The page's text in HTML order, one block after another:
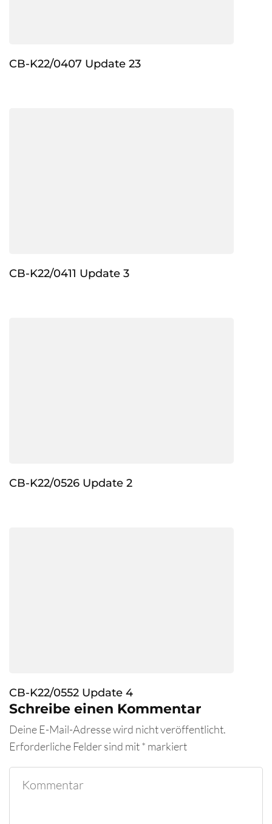
CB-K22/0407 Update 23
CB-K22/0411 Update 3
CB-K22/0526 Update 2
CB-K22/0552 Update 4
Schreibe einen Kommentar
Deine E-Mail-Adresse wird nicht veröffentlicht.
Erforderliche Felder sind mit* markiert